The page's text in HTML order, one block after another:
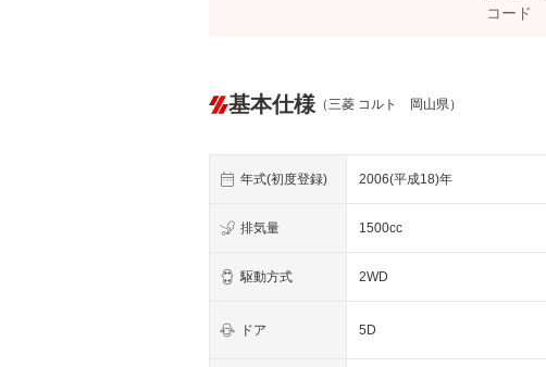
基本仕様 （三菱 コルト 岡山県）
年式(初度登録) 2006(平成18)年
排気量 1500cc
駆動方式 2WD
ドア 5D